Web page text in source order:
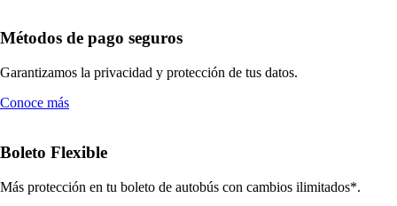
Métodos de pago seguros
Garantizamos la privacidad y protección de tus datos.
Conoce más
Boleto Flexible
Más protección en tu boleto de autobús con cambios ilimitados*.